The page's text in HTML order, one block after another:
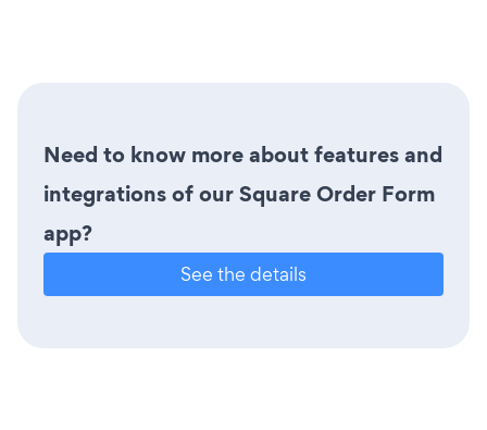
Need to know more about features and
integrations of our Square Order Form
app?
See the details